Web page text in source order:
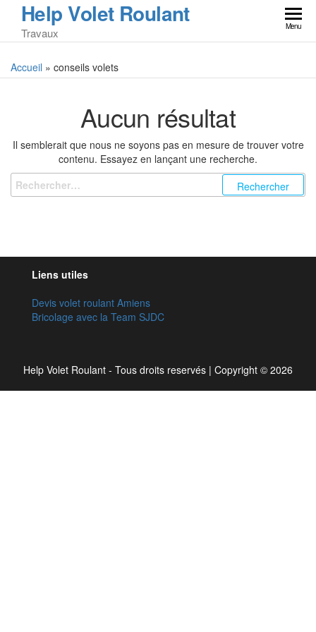
Help Volet Roulant
Travaux Menu
Accueil » conseils volets
Aucun résultat
Il semblerait que nous ne soyons pas en mesure de trouver votre
contenu. Essayez en lançant une recherche.
Liens utiles
Devis volet roulant Amiens
Bricolage avec la Team SJDC
Help Volet Roulant - Tous droits reservés | Copyright © 2026